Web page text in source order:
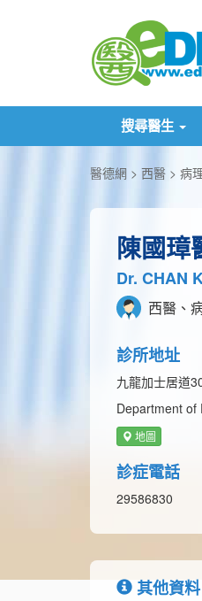
搜尋醫生
醫德網 西醫 病
陳國璋
Dr. CHAN
西醫、
診所地址
九龍加士居道
Department of
地圖
診症電話
29586830
其他資料